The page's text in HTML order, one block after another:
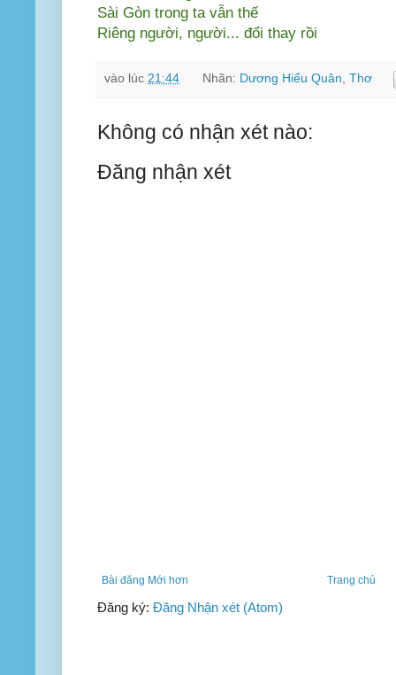
Sài Gòn trong ta vẫn thế
Riêng người, người... đổi thay rồi
vào lúc 21:44 Nhãn: Dương Hiểu Quân, Thơ
Không có nhận xét nào:
Đăng nhận xét
Bài đăng Mới hơn Trang chủ
Đăng ký: Đăng Nhận xét (Atom)